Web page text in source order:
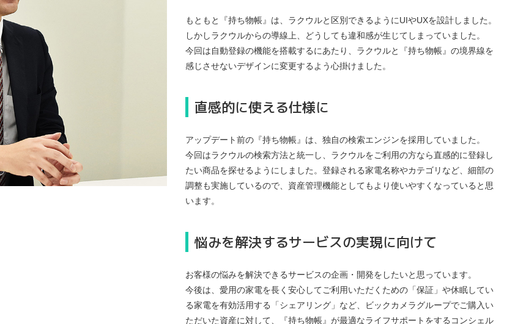
もともと『持ち物帳』は、ラクウルと区別できるようにUIやUXを設計しました。
しかしラクウルからの導線上、どうしても違和感が生じてしまっていました。
今回は自動登録の機能を搭載するにあたり、ラクウルと『持ち物帳』の境界線を
感じさせないデザインに変更するよう心掛けました。
直感的に使える仕様に
アップデート前の『持ち物帳』は、独自の検索エンジンを採用していました。
今回はラクウルの検索方法と統一し、ラクウルをご利用の方なら直感的に登録し
たい商品を探せるようにしました。登録される家電名称やカテゴリなど、細部の
調整も実施しているので、資産管理機能としてもより使いやすくなっていると思
います。
悩みを解決するサービスの実現に向けて
お客様の悩みを解決できるサービスの企画・開発をしたいと思っています。
今後は、愛用の家電を長く安心してご利用いただくための「保証」や休眠してい
る家電を有効活用する「シェアリング」など、ビックカメラグループでご購入い
ただいた資産に対して、『持ち物帳』が最適なライフサポートをするコンシェル